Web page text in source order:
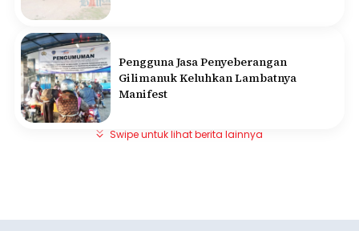
Pengguna Jasa Penyeberangan
Gilimanuk Keluhkan Lambatnya
Manifest
Swipe untuk lihat berita lainnya